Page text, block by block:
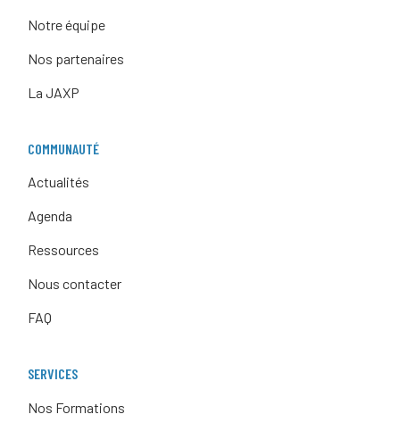
Notre équipe
Nos partenaires
La JAXP
COMMUNAUTÉ
Actualités
Agenda
Ressources
Nous contacter
FAQ
SERVICES
Nos Formations